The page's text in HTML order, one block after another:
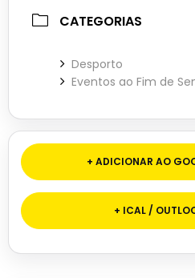
CATEGORIAS
Desporto
Eventos ao Fim de
+ ADICIONAR AO
+ ICAL /